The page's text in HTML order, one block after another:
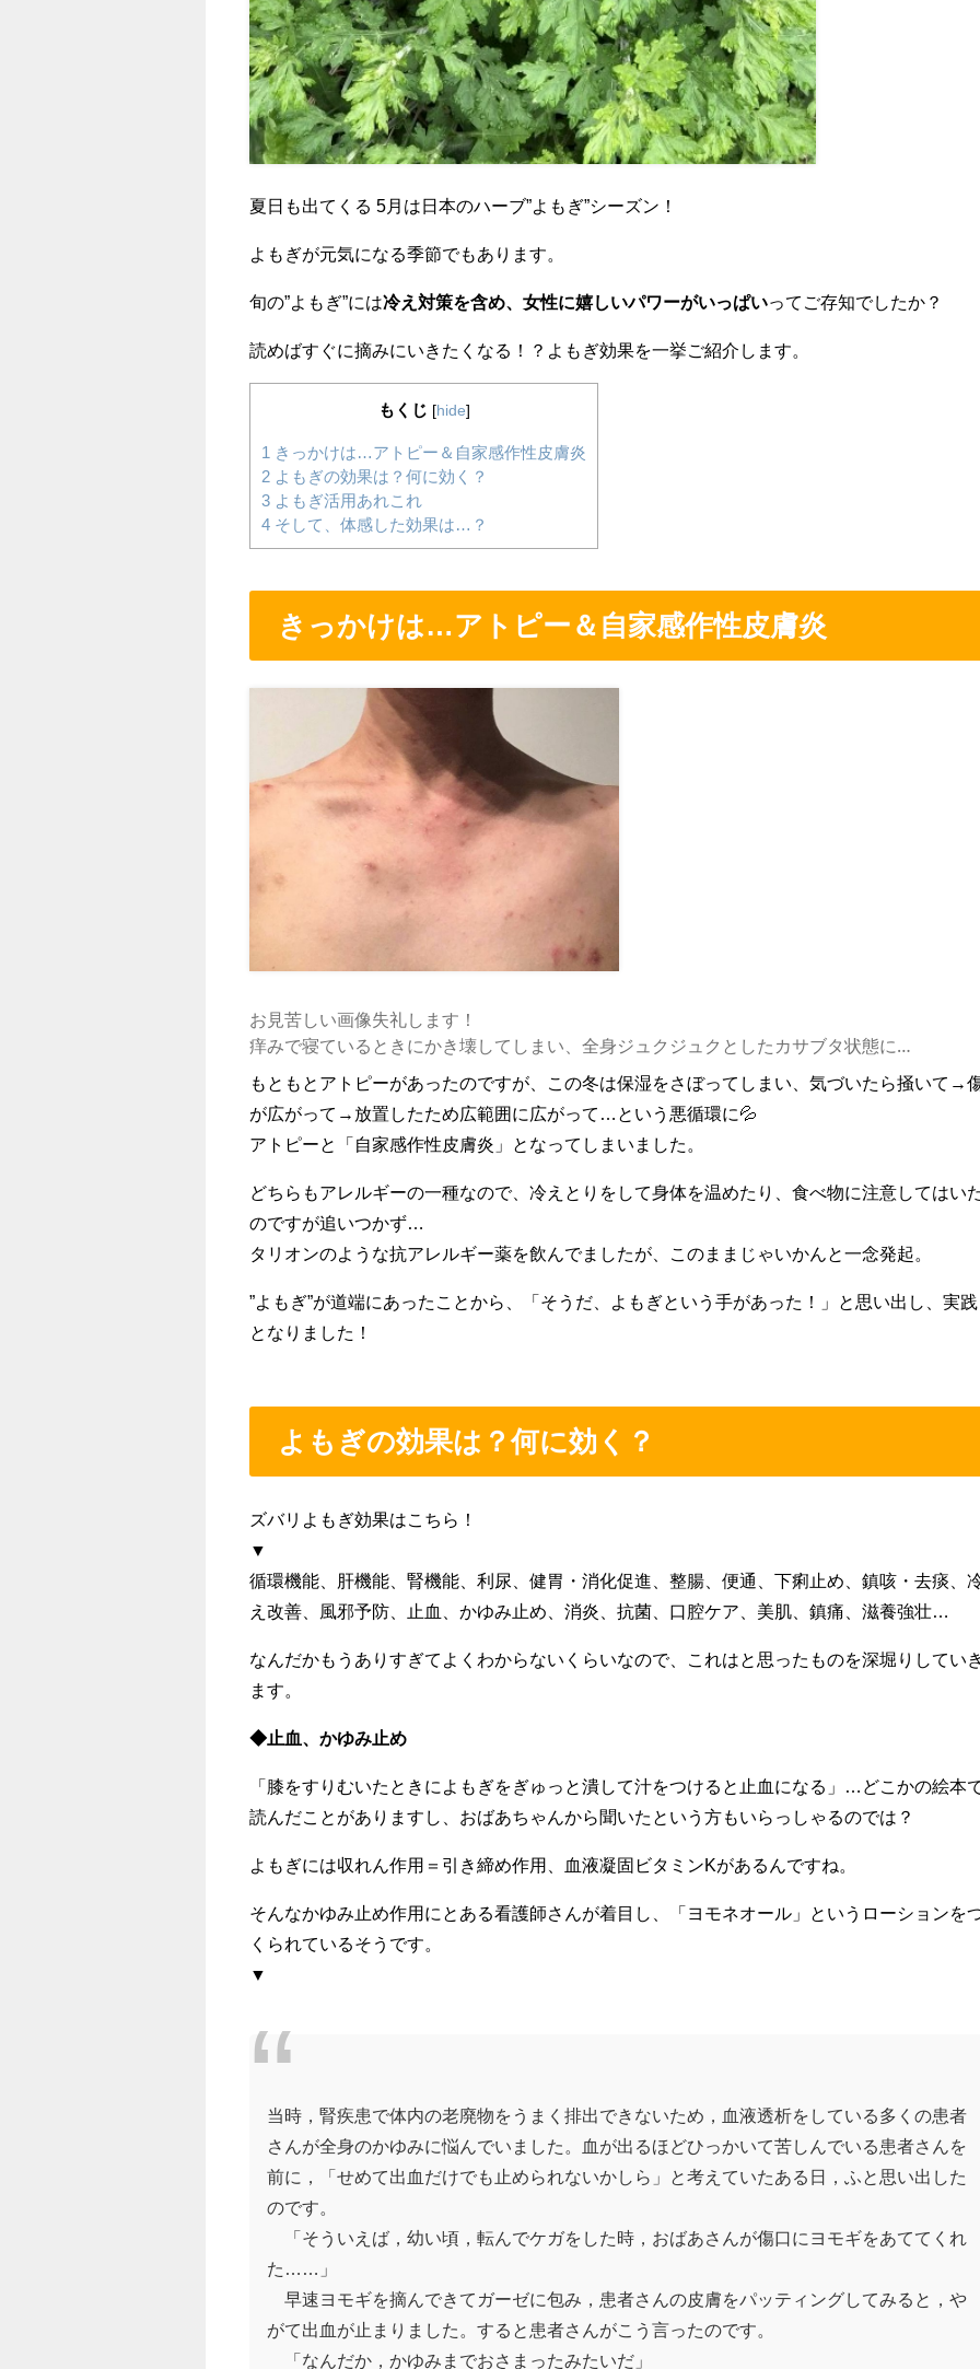
夏日も出てくる 5月は日本のハーブ”よもぎ”シーズン！
よもぎが元気になる季節でもあります。
旬の”よもぎ”には冷え対策を含め、女性に嬉しいパワーがいっぱいってご存知でしたか？
読めばすぐに摘みにいきたくなる！？よもぎ効果を一挙ご紹介します。
もくじ [hide]
1
きっかけは…アトピー＆自家感作性皮膚炎
2 よもぎの効果は？何に効く？
3 よもぎ活用あれこれ
4 そして、体感した効果は…？
きっかけは…アトピー＆自家感作性皮膚炎
お見苦しい画像失礼します！
痒みで寝ているときにかき壊してしまい、全身ジュクジュクとしたカサブタ状態に…
もともとアトピーがあったのですが、この冬は保湿をさぼってしまい、気づいたら掻いて→
が広がって→放置したため広範囲に広がって…という悪循環に💦
アトピーと「自家感作性皮膚炎」となってしまいました。
どちらもアレルギーの一種なので、冷えとりをして身体を温めたり、食べ物に注意してはい
のですが追いつかず…
タリオンのような抗アレルギー薬を飲んでましたが、このままじゃいかんと一念発起。
”よもぎ”が道端にあったことから、「そうだ、よもぎという手があった！」と思い出し、実践
となりました！
よもぎの効果は？何に効く？
ズバリよもぎ効果はこちら！
▼
循環機能、肝機能、腎機能、利尿、健胃・消化促進、整腸、便通、下痢止め、鎮咳・去痰、
え改善、風邪予防、止血、かゆみ止め、消炎、抗菌、口腔ケア、美肌、鎮痛、滋養強壮…
なんだかもうありすぎてよくわからないくらいなので、これはと思ったものを深堀りしてい
ます。
◆止血、かゆみ止め
「膝をすりむいたときによもぎをぎゅっと潰して汁をつけると止血になる」…どこかの絵本
読んだことがありますし、おばあちゃんから聞いたという方もいらっしゃるのでは？
よもぎには収れん作用＝引き締め作用、血液凝固ビタミンKがあるんですね。
そんなかゆみ止め作用にとある看護師さんが着目し、「ヨモネオール」というローションを
くられているそうです。
▼
当時，腎疾患で体内の老廃物をうまく排出できないため，血液透析をしている多くの患者
さんが全身のかゆみに悩んでいました。血が出るほどひっかいて苦しんでいる患者さんを
前に，「せめて出血だけでも止められないかしら」と考えていたある日，ふと思い出した
のです。
「そういえば，幼い頃，転んでケガをした時，おばあさんが傷口にヨモギをあててくれ
た……」
早速ヨモギを摘んできてガーゼに包み，患者さんの皮膚をパッティングしてみると，や
がて出血が止まりました。すると患者さんがこう言ったのです。
「なんだか，かゆみまでおさまったみたいだ」